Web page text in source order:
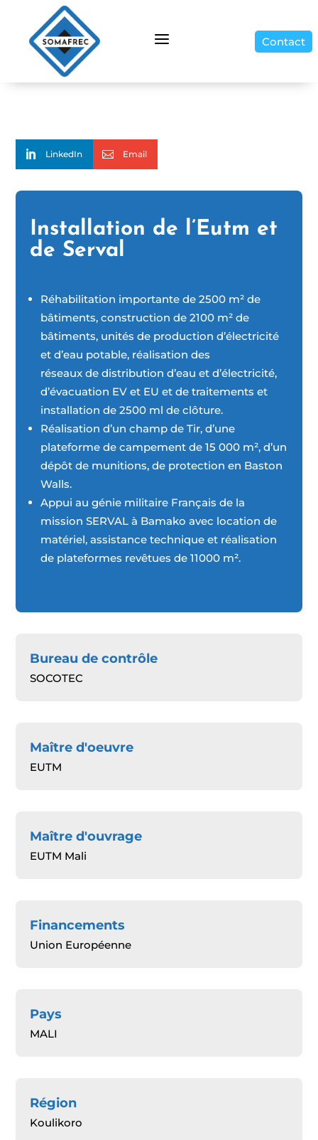
a Contact
LinkedIn Email
Installation de l’Eutm et
de Serval
Réhabilitation importante de 2500 m² de
bâtiments, construction de 2100 m² de
bâtiments, unités de production d’électricité
et d’eau potable, réalisation des
réseaux de distribution d’eau et d’électricité,
d’évacuation EV et EU et de traitements et
installation de 2500 ml de clôture.
Réalisation d’un champ de Tir, d’une
plateforme de campement de 15 000 m², d’un
dépôt de munitions, de protection en Baston
Walls.
Appui au génie militaire Français de la
mission SERVAL à Bamako avec location de
matériel, assistance technique et réalisation
de plateformes revêtues de 11000 m².
Bureau de contrôle
SOCOTEC
Maître d'oeuvre
EUTM
Maître d'ouvrage
EUTM Mali
Financements
Union Européenne
Pays
MALI
Région
Koulikoro